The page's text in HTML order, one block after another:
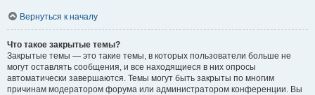
Вернуться к началу
Что такое закрытые темы?
Закрытые темы — это такие темы, в которых пользователи больше не
могут оставлять сообщения, и все находящиеся в них опросы
автоматически завершаются. Темы могут быть закрыты по многим
причинам модератором форума или администратором конференции. Вы